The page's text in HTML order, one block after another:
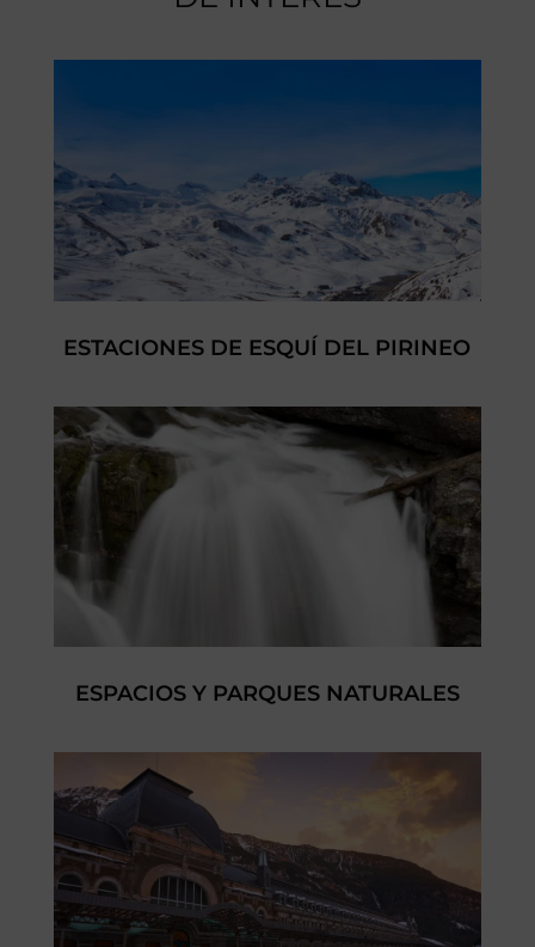
ESTACIONES DE ESQUÍ DEL PIRINEO
ESPACIOS Y PARQUES NATURALES